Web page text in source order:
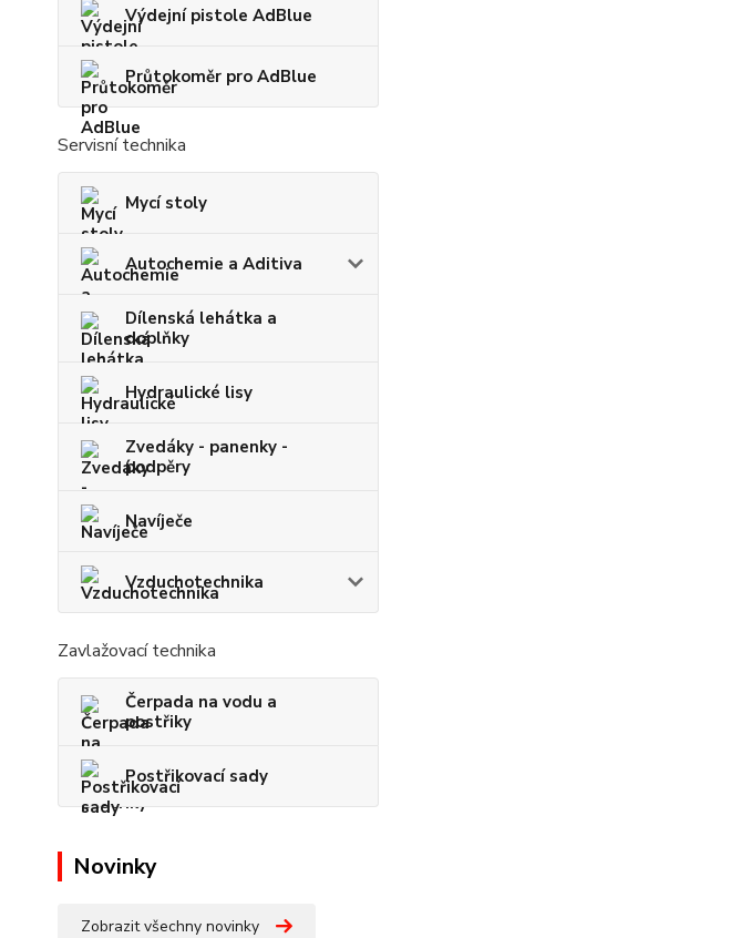
Výdejní pistole AdBlue
Průtokoměr pro AdBlue
Servisní technika
Mycí stoly
Autochemie a Aditiva
Dílenská lehátka a
doplňky
Hydraulické lisy
Zvedáky - panenky -
podpěry
Navíječe
Vzduchotechnika
Zavlažovací technika
Čerpada na vodu a
postřiky
Postřikovací sady
Novinky
Zobrazit všechny novinky